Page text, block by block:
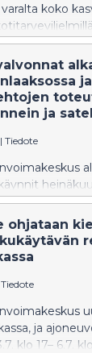
koko
tuholaisen
ja
| Tiedote
tänä
tukiehtojen
täytyy
ohjataan
Tiedote
ja
klo 17– 6.7.